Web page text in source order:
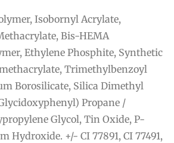
Isobornyl Acrylate,
Bis-HEMA
Ethylene Phosphite, Synthetic
Trimethylbenzoyl
Borosilicate, Silica Dimethyl
Propane /
Glycol, Tin Oxide, P-
+/- CI 77891, CI 77491,